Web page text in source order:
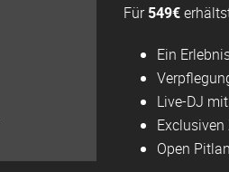
Für549€
Ein
Live-DJ
Open